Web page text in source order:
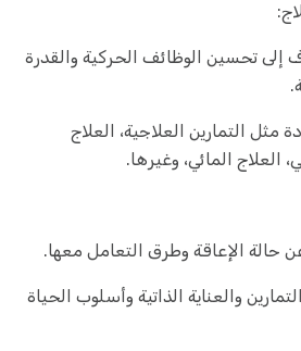
إلى تحسين الوظائف الحركية والقدرة
مثل التمارين العلاجية، العلاج
العلاج المائي، وغيرها.
حالة الإعاقة وطرق التعامل معها.
والعناية الذاتية وأسلوب الحياة